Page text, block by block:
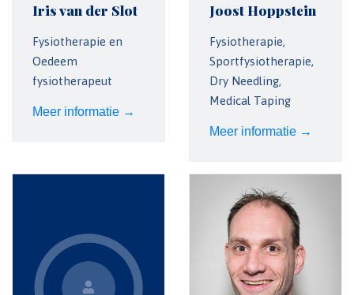
Iris van der Slot
Fysiotherapie en
Oedeem
fysiotherapeut
Meer informatie →
Joost Hoppstein
Fysiotherapie,
Sportfysiotherapie,
Dry Needling,
Medical Taping
Meer informatie →